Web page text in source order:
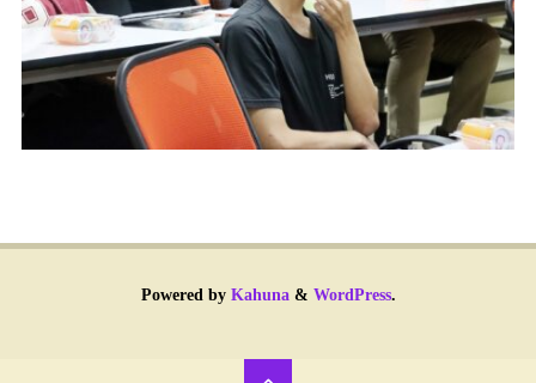
Powered byKahuna& WordPress.
Back